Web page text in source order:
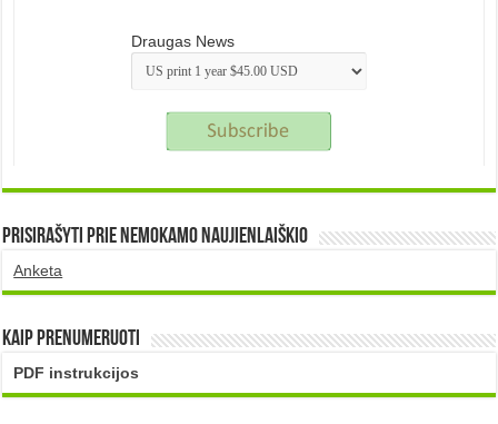
Draugas News
Prisirašyti prie nemokamo naujienlaiškio
Anketa
Kaip prenumeruoti
PDF instrukcijos